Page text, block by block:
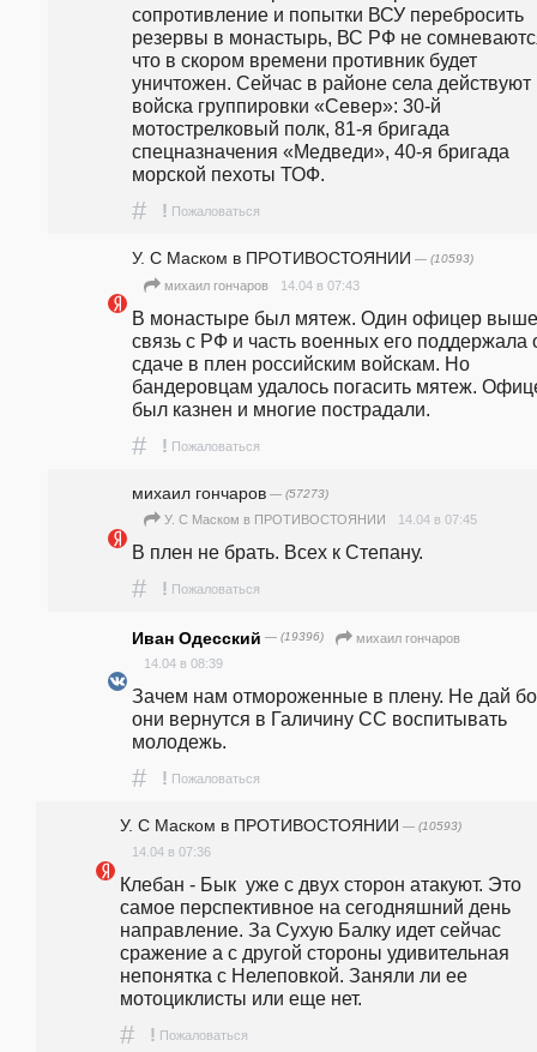
сопротивление и попытки ВСУ перебросить
резервы в монастырь, ВС РФ не
что в скором времени противник будет
уничтожен. Сейчас в районе села действуют
войска группировки «Север»: 30-й
мотострелковый полк, 81-я бригада
спецназначения «Медведи», 40-я бригада
морской пехоты ТОФ.
# ! Пожаловаться
У. С Маском в ПРОТИВОСТОЯНИИ — (10593)
михаил гончаров 14.04 в 07:43
В монастыре был мятеж. Один офицер
связь с РФ и часть военных его поддержала
сдаче в плен российским войскам. Но
бандеровцам удалось погасить мятеж.
был казнен и многие пострадали.
# ! Пожаловаться
михаил гончаров — (57273)
У. С Маском в ПРОТИВОСТОЯНИИ 14.04 в 07:45
В плен не брать. Всех к Степану.
# ! Пожаловаться
Иван Одесский — (19396)
михаил гончаров
14.04 в 08:39
Зачем нам отмороженные в плену. Не дай
они вернутся в Галичину СС воспитывать
молодежь.
# ! Пожаловаться
У. С Маском в ПРОТИВОСТОЯНИИ — (10593)
14.04 в 07:36
Клебан - Бык  уже с двух сторон атакуют. Это
самое перспективное на сегодняшний день
направление. За Сухую Балку идет сейчас
сражение а с другой стороны удивительная
непонятка с Нелеповкой. Заняли ли ее
мотоциклисты или еще нет.
# ! Пожаловаться